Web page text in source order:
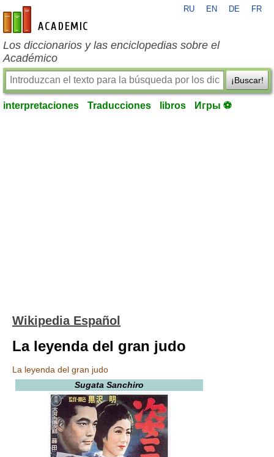
es-academic.com
RU EN DE FR
Los diccionarios y las enciclopedias sobre el
Académico
¡Buscar!
interpretaciones Traducciones libros Игры ⚽
Wikipedia Español
La leyenda del gran judo
La leyenda del gran judo
Sugata Sanchiro